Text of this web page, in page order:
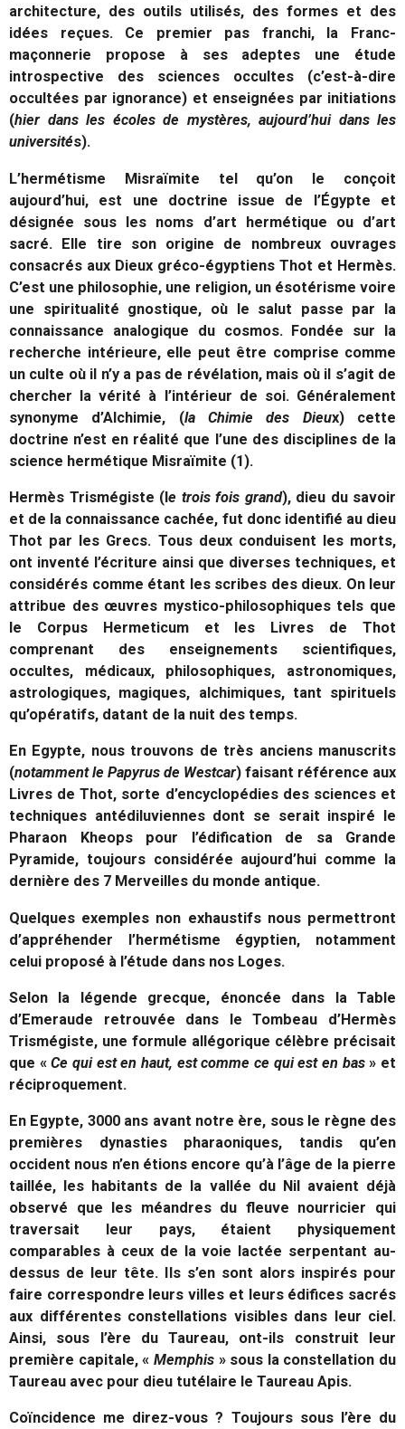
architecture, des outils utilisés, des formes et des
idées reçues. Ce premier pas franchi, la Franc-
maçonnerie propose à ses adeptes une étude
introspective des sciences occultes (c’est-à-dire
occultées par ignorance) et enseignées par initiations
(hier dans les écoles de mystères, aujourd’hui dans les
universités).
L’hermétisme Misraïmite tel qu’on le conçoit
aujourd’hui, est une doctrine issue de l’Égypte et
désignée sous les noms d’art hermétique ou d’art
sacré. Elle tire son origine de nombreux ouvrages
consacrés aux Dieux gréco-égyptiens Thot et Hermès.
C’est une philosophie, une religion, un ésotérisme voire
une spiritualité gnostique, où le salut passe par la
connaissance analogique du cosmos. Fondée sur la
recherche intérieure, elle peut être comprise comme
un culte où il n’y a pas de révélation, mais où il s’agit de
chercher la vérité à l’intérieur de soi. Généralement
synonyme d’Alchimie, (la Chimie des Dieux) cette
doctrine n’est en réalité que l’une des disciplines de la
science hermétique Misraïmite (1).
Hermès Trismégiste (le trois fois grand), dieu du savoir
et de la connaissance cachée, fut donc identifié au dieu
Thot par les Grecs. Tous deux conduisent les morts,
ont inventé l’écriture ainsi que diverses techniques, et
considérés comme étant les scribes des dieux. On leur
attribue des œuvres mystico-philosophiques tels que
le Corpus Hermeticum et les Livres de Thot
comprenant des enseignements scientifiques,
occultes, médicaux, philosophiques, astronomiques,
astrologiques, magiques, alchimiques, tant spirituels
qu’opératifs, datant de la nuit des temps.
En Egypte, nous trouvons de très anciens manuscrits
(notamment le Papyrus de Westcar) faisant référence aux
Livres de Thot, sorte d’encyclopédies des sciences et
techniques antédiluviennes dont se serait inspiré le
Pharaon Kheops pour l’édification de sa Grande
Pyramide, toujours considérée aujourd’hui comme la
dernière des 7 Merveilles du monde antique.
Quelques exemples non exhaustifs nous permettront
d’appréhender l’hermétisme égyptien, notamment
celui proposé à l’étude dans nos Loges.
Selon la légende grecque, énoncée dans la Table
d’Emeraude retrouvée dans le Tombeau d’Hermès
Trismégiste, une formule allégorique célèbre précisait
que «Ce qui est en haut, est comme ce qui est en bas» et
réciproquement.
En Egypte, 3000 ans avant notre ère, sous le règne des
premières dynasties pharaoniques, tandis qu’en
occident nous n’en étions encore qu’à l’âge de la pierre
taillée, les habitants de la vallée du Nil avaient déjà
observé que les méandres du fleuve nourricier qui
traversait leur pays, étaient physiquement
comparables à ceux de la voie lactée serpentant au-
dessus de leur tête. Ils s’en sont alors inspirés pour
faire correspondre leurs villes et leurs édifices sacrés
aux différentes constellations visibles dans leur ciel.
Ainsi, sous l’ère du Taureau, ont-ils construit leur
première capitale, « Memphis» sous la constellation du
Taureau avec pour dieu tutélaire le Taureau Apis.
Coïncidence me direz-vous ? Toujours sous l’ère du